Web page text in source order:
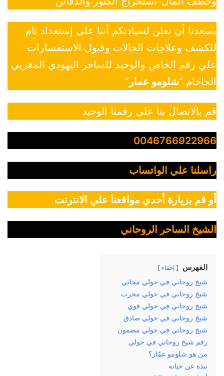
يسعدنا أن نعلن لسيادتكم أننا على إستعداد تام
للكشف وعلاجات الحالات وقبول الاستفسارات
علي رقم الخاص والوحيد للساحر اليهودي المغربي
الحاخام “شلومو عمار ”
قم بالاتصال بنا علي رقمنا الوحيد
0046766922966
راسلنا علي الواتساب
أو قم بزيارة أحدي مواقعنا علي الانترنت
الشيخ الساحر الروحاني
الفهرس إخفاء
شيخ روحاني في حولي مجاني
شيخ روحاني في حولي مجرب
شيخ روحاني في حولي قوي
شيخ روحاني في حولي صادق
شيخ روحاني في حولي مضمون
رقم شيخ روحاني في حولي
من هو شلومو عمّار؟
نبذة عن حياته